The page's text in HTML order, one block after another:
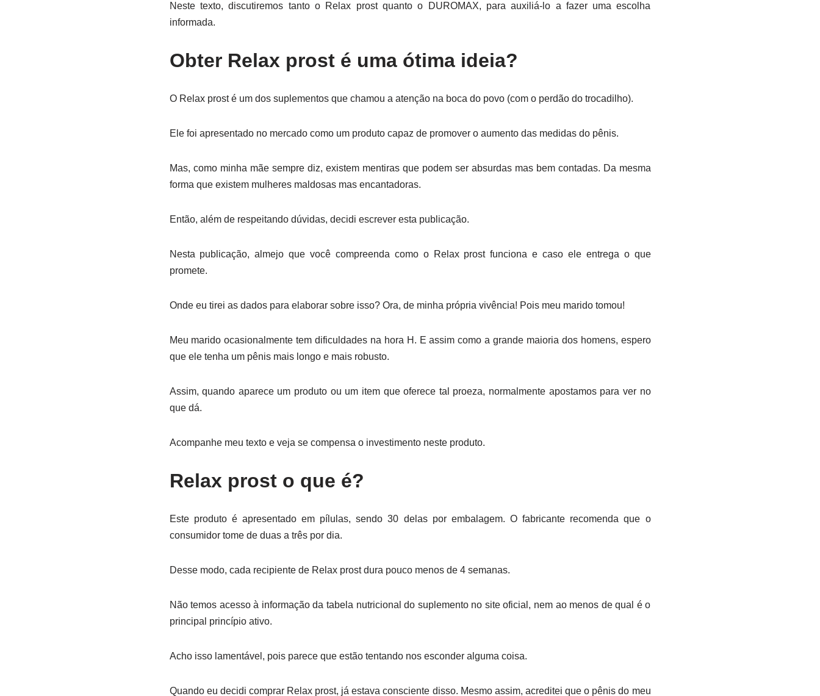
Neste texto, discutiremos tanto o Relax prost quanto o DUROMAX, para auxiliá-lo a fazer uma escolha
informada.
Obter Relax prost é uma ótima ideia?
O Relax prost é um dos suplementos que chamou a atenção na boca do povo (com o perdão do trocadilho).
Ele foi apresentado no mercado como um produto capaz de promover o aumento das medidas do pênis.
Mas, como minha mãe sempre diz, existem mentiras que podem ser absurdas mas bem contadas. Da mesma
forma que existem mulheres maldosas mas encantadoras.
Então, além de respeitando dúvidas, decidi escrever esta publicação.
Nesta publicação, almejo que você compreenda como o Relax prost funciona e caso ele entrega o que
promete.
Onde eu tirei as dados para elaborar sobre isso? Ora, de minha própria vivência! Pois meu marido tomou!
Meu marido ocasionalmente tem dificuldades na hora H. E assim como a grande maioria dos homens, espero
que ele tenha um pênis mais longo e mais robusto.
Assim, quando aparece um produto ou um item que oferece tal proeza, normalmente apostamos para ver no
que dá.
Acompanhe meu texto e veja se compensa o investimento neste produto.
Relax prost o que é?
Este produto é apresentado em pílulas, sendo 30 delas por embalagem. O fabricante recomenda que o
consumidor tome de duas a três por dia.
Desse modo, cada recipiente de Relax prost dura pouco menos de 4 semanas.
Não temos acesso à informação da tabela nutricional do suplemento no site oficial, nem ao menos de qual é o
principal princípio ativo.
Acho isso lamentável, pois parece que estão tentando nos esconder alguma coisa.
Quando eu decidi comprar Relax prost, já estava consciente disso. Mesmo assim, acreditei que o pênis do meu